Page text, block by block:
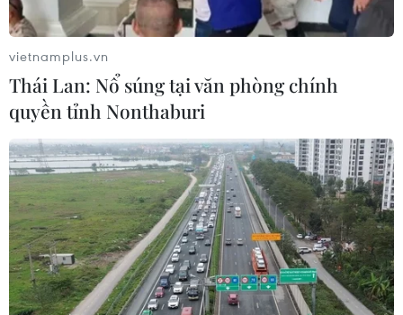
còn một lao động bị sóng cuốn trôi mất tích.
vietnamplus.vn
Thái Lan: Nổ súng tại văn phòng chính
quyền tỉnh Nonthaburi